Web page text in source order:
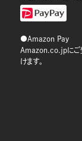
●Amazon Pay
Amazon.co.jpにご
けます。